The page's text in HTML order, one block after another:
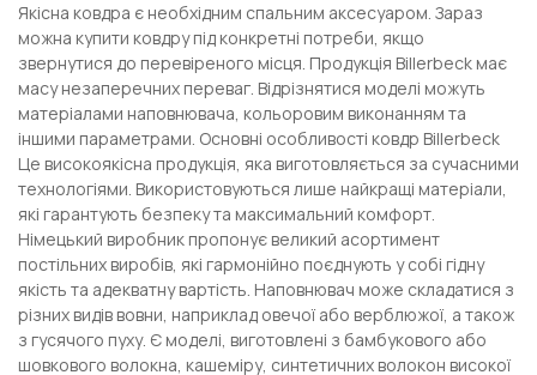
Якісна ковдра є необхідним спальним аксесуаром. Зараз
можна купити ковдру під конкретні потреби, якщо
звернутися до перевіреного місця. Продукція Billerbeck має
масу незаперечних переваг. Відрізнятися моделі можуть
матеріалами наповнювача, кольоровим виконанням та
іншими параметрами. Основні особливості ковдр Billerbeck
Це високоякісна продукція, яка виготовляється за сучасними
технологіями. Використовуються лише найкращі матеріали,
які гарантують безпеку та максимальний комфорт.
Німецький виробник пропонує великий асортимент
постільних виробів, які гармонійно поєднують у собі гідну
якість та адекватну вартість. Наповнювач може складатися з
різних видів вовни, наприклад овечої або верблюжої, а також
з гусячого пуху. Є моделі, виготовлені з бамбукового або
шовкового волокна, кашеміру, синтетичних волокон високої